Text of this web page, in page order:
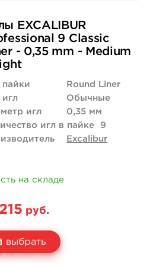
2 660 руб.
нет на складе
EXCALIBUR
9 Classic
- 0,35 mm - Medium
пайки
Round Liner
игл
Обычные
игл
0,35 мм
игл в пайке
9
Excalibur
на складе
215 руб.
выбрать